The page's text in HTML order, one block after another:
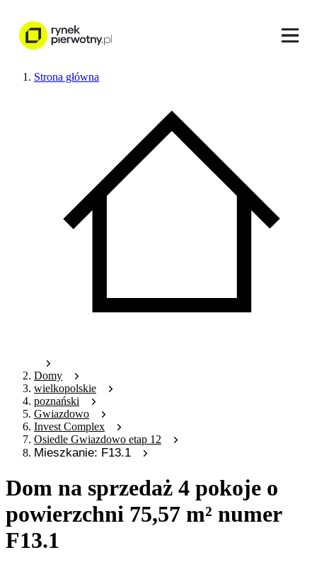
Strona główna
Domy
wielkopolskie
poznański
Gwiazdowo
Invest Complex
Osiedle Gwiazdowo etap 12
Mieszkanie: F13.1
Dom na sprzedaż 4 pokoje o
powierzchni 75,57 m² numer
F13.1